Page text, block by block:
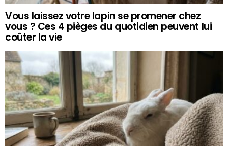
Vous laissez votre lapin se promener chez
vous ? Ces 4 pièges du quotidien peuvent lui
coûter la vie